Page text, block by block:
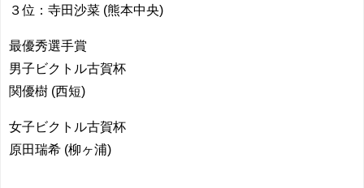
３位：寺田沙菜 (熊本中央)
最優秀選手賞
男子ビクトル古賀杯
関優樹 (西短)
女子ビクトル古賀杯
原田瑞希 (柳ヶ浦)